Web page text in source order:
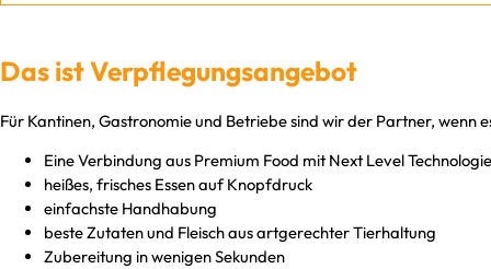
Das ist Verpflegungsangebot
Für Kantinen, Gastronomie und Betriebe sind wir der Partner,
Eine Verbindung aus Premium Food mit Next Level
heißes, frisches Essen auf Knopfdruck
einfachste Handhabung
beste Zutaten und Fleisch aus artgerechter Tierhaltung
Zubereitung in wenigen Sekunden